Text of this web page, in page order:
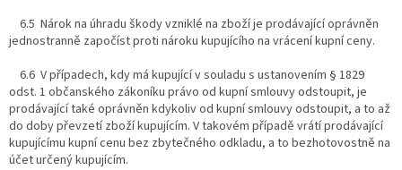
6.5 Nárok na úhradu škody vzniklé na zboží je prodávající oprávněn
jednostranně započíst proti nároku kupujícího na vrácení kupní ceny.
6.6 V případech, kdy má kupující v souladu s ustanovením § 1829
odst. 1 občanského zákoníku právo od kupní smlouvy odstoupit, je
prodávající také oprávněn kdykoliv od kupní smlouvy odstoupit, a to až
do doby převzetí zboží kupujícím. V takovém případě vrátí prodávající
kupujícímu kupní cenu bez zbytečného odkladu, a to bezhotovostně na
účet určený kupujícím.